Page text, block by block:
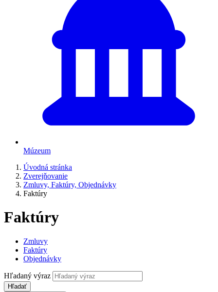
Múzeum
Úvodná stránka
Zverejňovanie
Zmluvy, Faktúry, Objednávky
Faktúry
Faktúry
Zmluvy
Faktúry
Objednávky
Hľadaný výraz
Hľadať